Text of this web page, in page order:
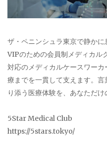
ザ・ペニンシュラ東京で静か
VIPのための会員制メディカル
対応のメディカルケースワー
療までを一貫して支えます。
り添う医療体験を、あなただけ
5Star Medical Club
https://5stars.tokyo/